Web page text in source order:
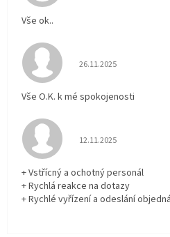
Vše ok..
Hodnocení obchodu
26.11.2025
Vše O.K. k mé spokojenosti
Hodnocení obchodu
12.11.2025
+ Vstřícný a ochotný personál
+ Rychlá reakce na dotazy
+ Rychlé vyřízení a odeslání